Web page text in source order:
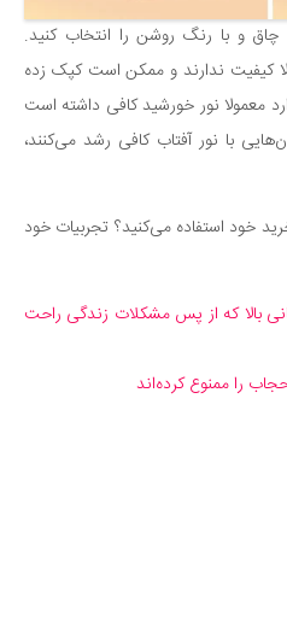
و با رنگ روشن را انتخاب کنید.
کیفیت ندارند و ممکن است کپک زده
معمولا نور خورشید کافی داشته است
با نور آفتاب کافی رشد می‌کنند،
خود استفاده می‌کنید؟ تجربیات خود
بالا که از پس مشکلات زندگی راحت
را ممنوع کرده‌اند